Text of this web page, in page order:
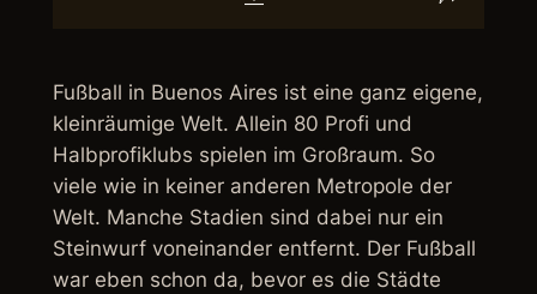
Fußball in Buenos Aires ist eine ganz eigene,
kleinräumige Welt. Allein 80 Profi und
Halbprofiklubs spielen im Großraum. So
viele wie in keiner anderen Metropole der
Welt. Manche Stadien sind dabei nur ein
Steinwurf voneinander entfernt. Der Fußball
war eben schon da, bevor es die Städte